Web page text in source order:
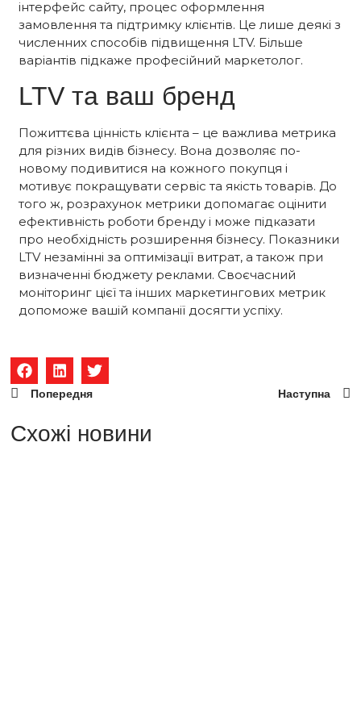
інтерфейс сайту, процес оформлення
замовлення та підтримку клієнтів. Це лише деякі з
численних способів підвищення LTV. Більше
варіантів підкаже професійний маркетолог.
LTV та ваш бренд
Пожиттєва цінність клієнта – це важлива метрика
для різних видів бізнесу. Вона дозволяє по-
новому подивитися на кожного покупця і
мотивує покращувати сервіс та якість товарів. До
того ж, розрахунок метрики допомагає оцінити
ефективність роботи бренду і може підказати
про необхідність розширення бізнесу. Показники
LTV незамінні за оптимізації витрат, а також при
визначенні бюджету реклами. Своєчасний
моніторинг цієї та інших маркетингових метрик
допоможе вашій компанії досягти успіху.
Попередня Наступна
Схожi новини